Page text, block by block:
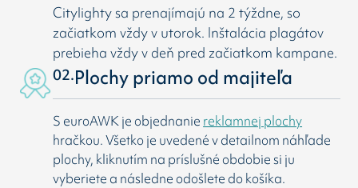
Citylighty sa prenajímajú na 2 týždne, so
začiatkom vždy v utorok. Inštalácia plagátov
prebieha vždy v deň pred začiatkom kampane.
02.Plochy priamo od majiteľa
S euroAWK je objednanie reklamnej plochy
hračkou. Všetko je uvedené v detailnom náhľade
plochy, kliknutím na príslušné obdobie si ju
vyberiete a následne odošlete do košíka.